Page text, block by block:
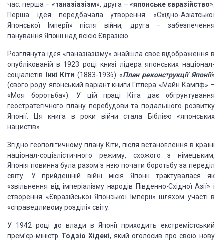
час: перша – «паназіазізм», друга – «японське євразійство».
Перша ідея передбачала утворення «Східно-Азіатської
Японської Імперії» після війни, друга – забезпечення
панування Японії над всією Євразією.
Розглянута ідея «паназіазізму» знайшла своє відображення в
опублікованій в 1923 році книзі лідера японських націонал-
соціалістів
Іккі Кіти (1883-1936) «План реконструкціїЯпонії»
(свого роду японський варіант книги Гітлера «Майн Кампф» –
«Моя боротьба»). У цій праці Кіта дає обгрунтування
геостратегічного плану перебудови та подальшого розвитку
Японії. Ця книга в роки війни стала Біблією «японських
нацистів».
Згідно геополітичному плану Кіти, після встановлення в країні
націонал-соціалістичного режиму, схожого з німецьким,
Японія повинна була разом з нею почати боротьбу за переділ
світу. У прийдешній війні місія Японії трактувалася як
«звільнення від імперіалізму народів Південно-СхідноїАзії» і
створення «Євразійської Японської Імперії» шляхом участі в
«справедливомурозділі» світу.
У 1942 році до влади в Японії приходить екстремістський
прем’єр-міністр Тодзіо Хідекі, який оголосив про свою нову